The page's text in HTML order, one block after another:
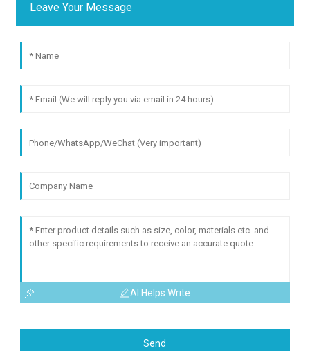
Leave Your Message
AI Helps Write
Send